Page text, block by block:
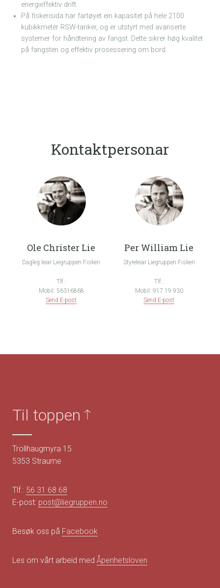
energieffektiv drift.
På fiskerisida har fartøyet ein kapasitet på hele 2100
kubikkmeter RSW-tanker, og er utstyrt med avanserte
systemer for håndtering av fangst. Dette sikrer høg kvalitet
på fangsten og effektiv prosessering om bord.
Kontaktpersonar
Ole Christer Lie
Dagleg leiar Liegruppen Fiskeri
Tlf.:
Mobil: 56316868
Send E-post
Per William Lie
Styreleiar Liegruppen Fiskeri
Tlf.:
Mobil: 917 19 930
Send E-post
Til toppen
Trollhaugmyra 15
5353 Straume
Tlf.: 56 31 68 68
E-post: post@liegruppen.no
Besøk oss på Facebook
Les om vårt arbeid med Åpenhetsloven